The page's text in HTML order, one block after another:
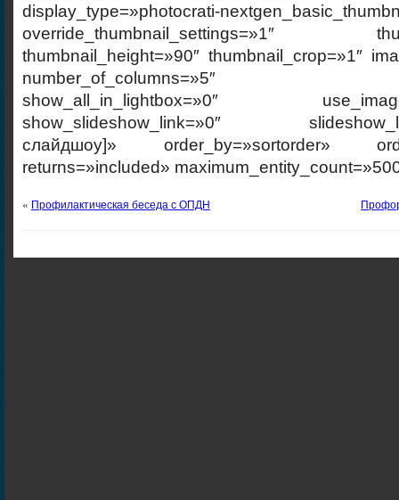
display_type=»photocrati-
override_thumbnail_settings=»1″
thumbnail_height=»90″ thumbnail_crop=»1″
number_of_columns=»5″
show_all_in_lightbox=»0″
show_slideshow_link=»0″
слайдшоу]» order_by=»sortorder»
returns=»included»
« Профилактическая беседа с ОПДН